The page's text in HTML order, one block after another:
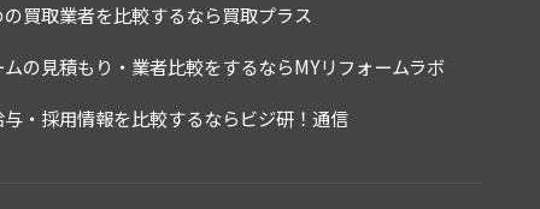
買取業者を比較するなら買取プラス
の見積もり・業者比較をするならMYリフォームラボ
・採用情報を比較するならビジ研！通信